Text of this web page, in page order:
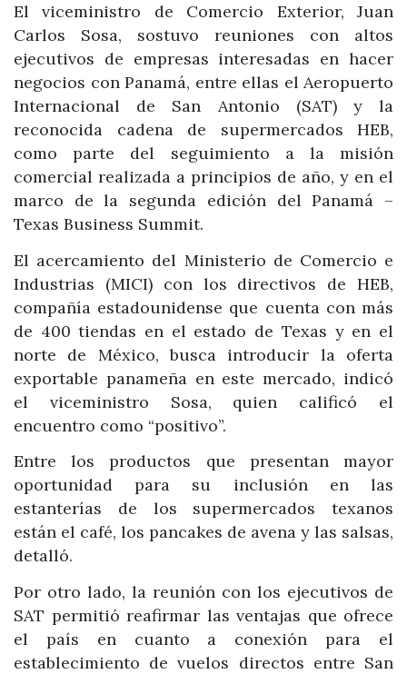
El viceministro de Comercio Exterior, Juan
Carlos Sosa, sostuvo reuniones con altos
ejecutivos de empresas interesadas en hacer
negocios con Panamá, entre ellas el Aeropuerto
Internacional de San Antonio (SAT) y la
reconocida cadena de supermercados HEB,
como parte del seguimiento a la misión
comercial realizada a principios de año, y en el
marco de la segunda edición del Panamá –
Texas Business Summit.
El acercamiento del Ministerio de Comercio e
Industrias (MICI) con los directivos de HEB,
compañía estadounidense que cuenta con más
de 400 tiendas en el estado de Texas y en el
norte de México, busca introducir la oferta
exportable panameña en este mercado, indicó
el viceministro Sosa, quien calificó el
encuentro como “positivo”.
Entre los productos que presentan mayor
oportunidad para su inclusión en las
estanterías de los supermercados texanos
están el café, los pancakes de avena y las salsas,
detalló.
Por otro lado, la reunión con los ejecutivos de
SAT permitió reafirmar las ventajas que ofrece
el país en cuanto a conexión para el
establecimiento de vuelos directos entre San